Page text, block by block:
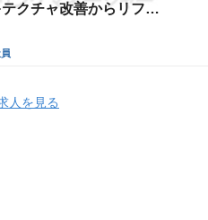
クチャ改善からリファ
開発組織をマネジメン
人を見る